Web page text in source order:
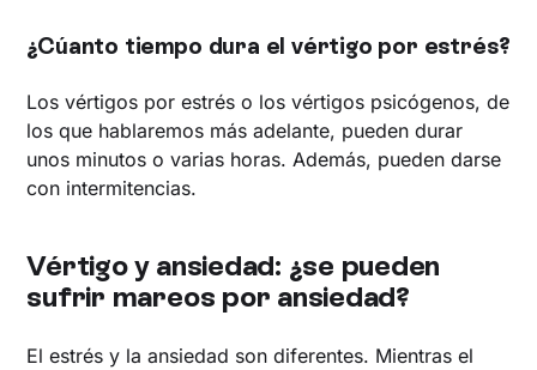
¿Cúanto tiempo dura el vértigo por estrés?
Los vértigos por estrés o los vértigos psicógenos, de
los que hablaremos más adelante, pueden durar
unos minutos o varias horas. Además, pueden darse
con intermitencias.
Vértigo y ansiedad: ¿se pueden
sufrir mareos por ansiedad?
El estrés y la ansiedad son diferentes. Mientras el